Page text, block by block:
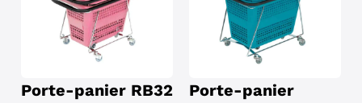
Porte-panier RB32
Porte-panier